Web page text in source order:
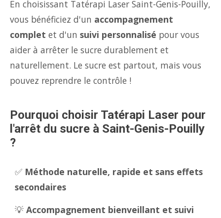
En choisissant Tatérapi Laser Saint-Genis-Pouilly,
vous bénéficiez d'un accompagnement
complet et d'un suivi personnalisé pour vous
aider à arrêter le sucre durablement et
naturellement. Le sucre est partout, mais vous
pouvez reprendre le contrôle !
Pourquoi choisir Tatérapi Laser pour
l'arrêt du sucre à Saint-Genis-Pouilly
?
✅ Méthode naturelle, rapide et sans effets
secondaires
💡 Accompagnement bienveillant et suivi